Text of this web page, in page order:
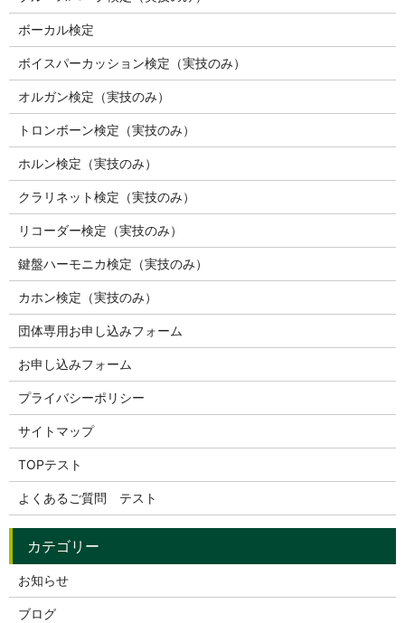
ボーカル検定
ボイスパーカッション検定（実技のみ）
オルガン検定（実技のみ）
トロンボーン検定（実技のみ）
ホルン検定（実技のみ）
クラリネット検定（実技のみ）
リコーダー検定（実技のみ）
鍵盤ハーモニカ検定（実技のみ）
カホン検定（実技のみ）
団体専用お申し込みフォーム
お申し込みフォーム
プライバシーポリシー
サイトマップ
TOPテスト
よくあるご質問 テスト
お知らせ
ブログ